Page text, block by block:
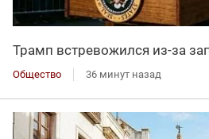
Трамп встревожился из-за
Общество 36 минут назад